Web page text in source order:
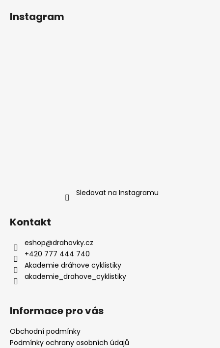
Instagram
Sledovat na Instagramu
Kontakt
eshop@drahovky.cz
+420 777 444 740
Akademie dráhove cyklistiky
akademie_drahove_cyklistiky
Informace pro vás
Obchodní podmínky
Podmínky ochrany osobních údajů